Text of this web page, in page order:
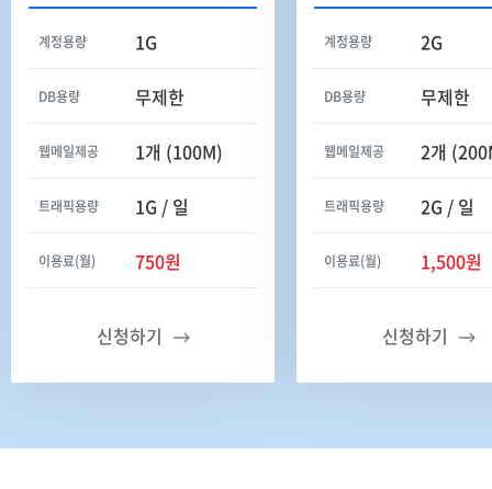
계정용량 1G
DB용량 무제한
웹메일제공 1개 (100M)
트래픽용량 1G / 일
이용료(월) 750원
신청하기
계정용량 2G
DB용량 무제한
웹메일제공 2개
트래픽용량 2G / 일
이용료(월) 1,500원
신청하기